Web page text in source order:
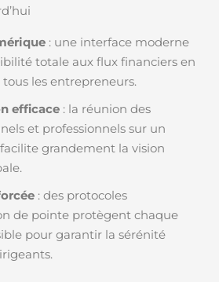
: une interface moderne
totale aux flux financiers en
les entrepreneurs.
efficace : la réunion des
et professionnels sur un
grandement la vision
: des protocoles
de pointe protègent chaque
pour garantir la sérénité